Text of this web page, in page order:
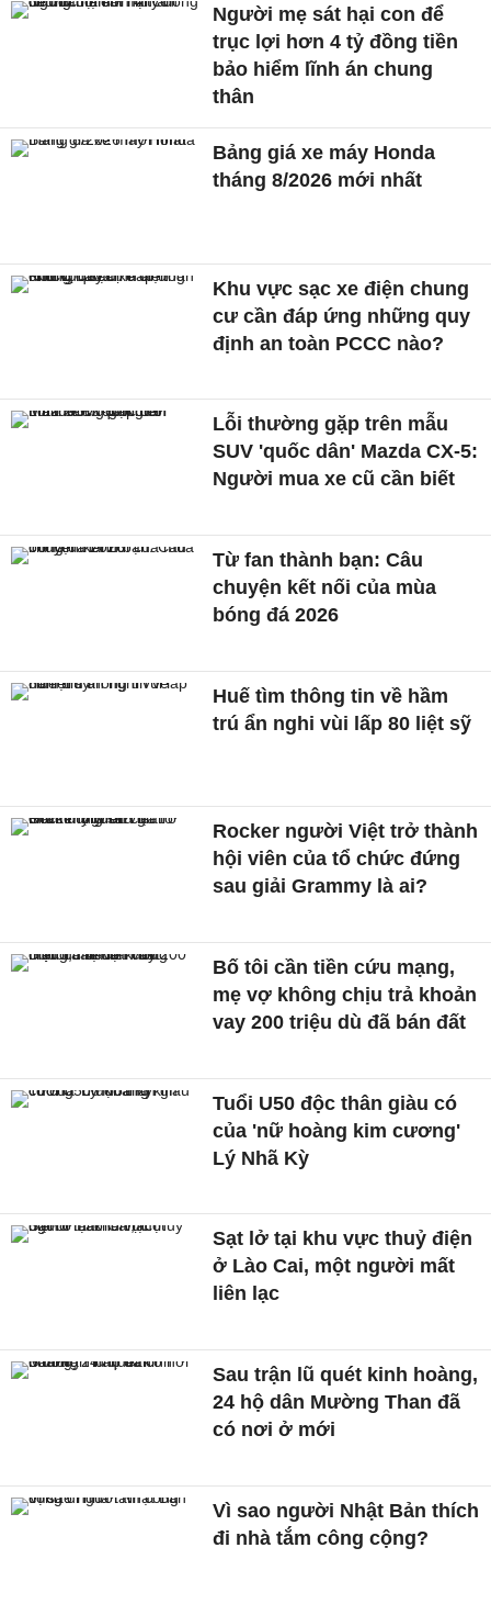
Người mẹ sát hại con để
trục lợi hơn 4 tỷ đồng tiền
bảo hiểm lĩnh án chung
thân
Bảng giá xe máy Honda
tháng 8/2026 mới nhất
Khu vực sạc xe điện chung
cư cần đáp ứng những quy
định an toàn PCCC nào?
Lỗi thường gặp trên mẫu
SUV 'quốc dân' Mazda CX-5:
Người mua xe cũ cần biết
Từ fan thành bạn: Câu
chuyện kết nối của mùa
bóng đá 2026
Huế tìm thông tin về hầm
trú ẩn nghi vùi lấp 80 liệt sỹ
Rocker người Việt trở thành
hội viên của tổ chức đứng
sau giải Grammy là ai?
Bố tôi cần tiền cứu mạng,
mẹ vợ không chịu trả khoản
vay 200 triệu dù đã bán đất
Tuổi U50 độc thân giàu có
của 'nữ hoàng kim cương'
Lý Nhã Kỳ
Sạt lở tại khu vực thuỷ điện
ở Lào Cai, một người mất
liên lạc
Sau trận lũ quét kinh hoàng,
24 hộ dân Mường Than đã
có nơi ở mới
Vì sao người Nhật Bản thích
đi nhà tắm công cộng?